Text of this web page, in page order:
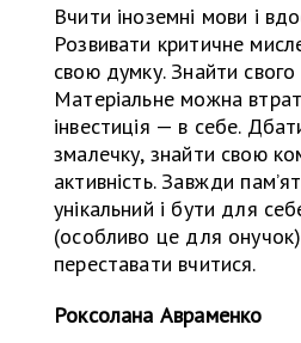
Вчити іноземні мови і
Розвивати критичне
свою думку. Знайти
Матеріальне можна
інвестиція — в себе.
змалечку, знайти свою
активність. Завжди
унікальний і бути для
(особливо це для
переставати вчитися.
Роксолана Авраменко